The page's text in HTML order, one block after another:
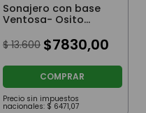
Sonajero con base
Ventosa- Osito
$ 13.600 $7830,00
COMPRAR
Precio sin impuestos
nacionales: $ 6471,07